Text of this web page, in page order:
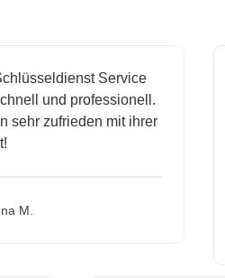
Service
und professionell.
sehr zufrieden mit ihrer
M.